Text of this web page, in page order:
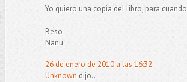
Yo quiero una copia del libro, para
Beso
Nanu
26 de enero de 2010 a las 16:32
Unknown dijo...